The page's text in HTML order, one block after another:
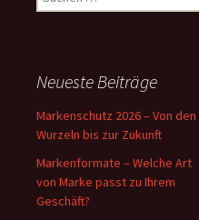
nach:
Neueste Beiträge
Markenschutz 2026 – Von den
Wurzeln bis zur Zukunft
Markenformate – Welche Art
von Marke passt zu Ihrem
Geschäft?